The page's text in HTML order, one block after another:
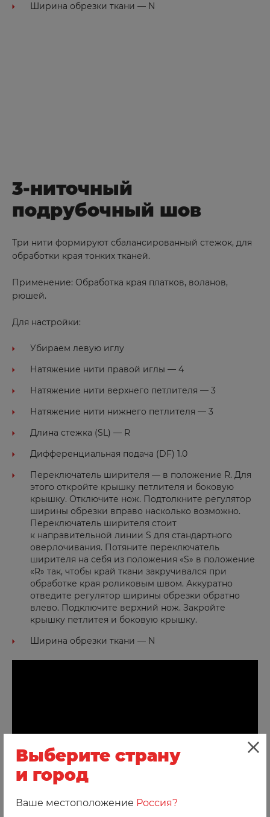
Ширина обрезки ткани — N
3-ниточный
подрубочный шов
Три нити формируют сбалансированный стежок, для
обработки края тонких тканей.
Применение: Обработка края платков, воланов,
рюшей.
Для настройки:
Убираем левую иглу
Натяжение нити правой иглы — 4
Натяжение нити верхнего петлителя — 3
Натяжение нити нижнего петлителя — 3
Длина стежка (SL) — R
Дифференциальная подача (DF) 1.0
Переключатель ширителя — в положение R. Для
этого откройте крышку петлителя и боковую
крышку. Отключите нож. Подтолкните регулятор
ширины обрезки вправо насколько возможно.
Переключатель ширителя стоит
к направительной линии S для стандартного
оверлочивания. Потяните переключатель
ширителя на себя из положения «S» в положение
«R» так, чтобы край ткани закручивался при
обработке края роликовым швом. Аккуратно
отведите регулятор ширины обрезки обратно
влево. Подключите верхний нож. Закройте
крышку петлитея и боковую крышку. ⠀
Ширина обрезки ткани — N
Выберите страну
и город
Ваше местоположение Россия?